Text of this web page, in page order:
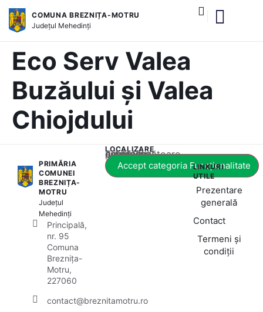
COMUNA BREZNIȚA-MOTRU
Județul Mehedinți
Eco Serv Valea
Buzăului și Valea
Chiojdului
PRIMĂRIA
COMUNEI
BREZNIȚA-
MOTRU
Județul
Mehedinți
Principală,
nr. 95
Comuna
Breznița-
Motru,
227060
contact@breznitamotru.ro
LOCALIZARE
Acest conținut este blocat până când acceptați categoria corespunzătoare de cookie-uri.
Accept categoria Funcționalitate
LINKURI
UTILE
Prezentare
generală
Contact
Termeni și
condiții